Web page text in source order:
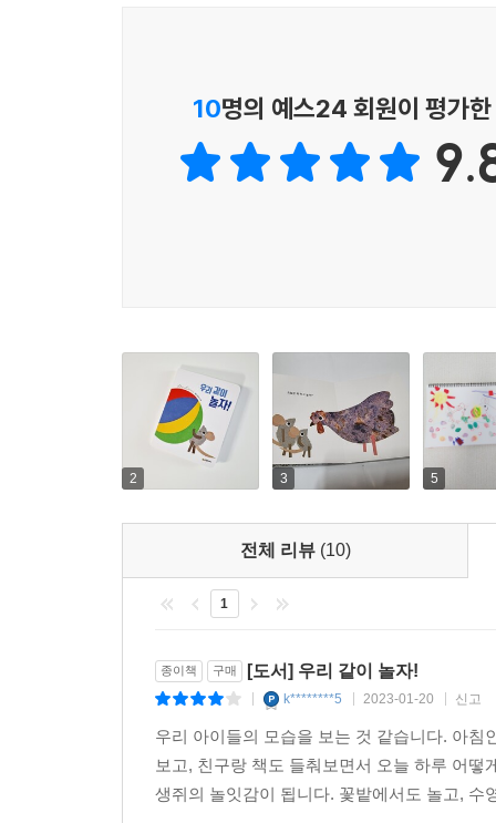
10명의 예스24 회원이 평가
2 3 5
전체 리뷰 (10)
1
종이책 구매 [도서] 우리 같이 놀자!
k********5 2023-01-20 신고
우리 아이들의 모습을 보는 것 같습니다. 아
보고, 친구랑 책도 들춰보면서 오늘 하루 어
생쥐의 놀잇감이 됩니다. 꽃밭에서도 놀고,